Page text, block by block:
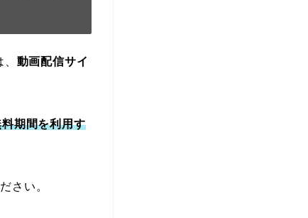
動画配信サイ
期間を利用す
さい。